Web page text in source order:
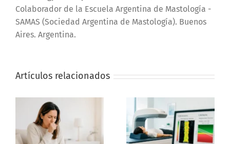
Colaborador de la Escuela Argentina de Mastología -
SAMAS (Sociedad Argentina de Mastología). Buenos
Aires. Argentina.
Artículos relacionados